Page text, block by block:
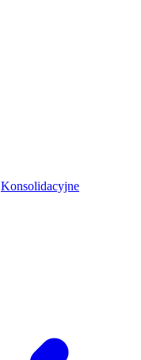
Konsolidacyjne